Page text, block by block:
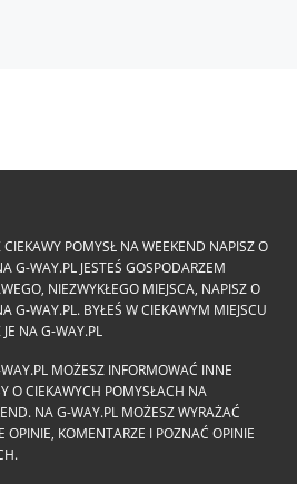
CIEKAWY POMYSŁ NA WEEKEND NAPISZ O
G-WAY.PL JESTEŚ GOSPODARZEM
NIEZWYKŁEGO MIEJSCA, NAPISZ O
G-WAY.PL. BYŁEŚ W CIEKAWYM MIEJSCU
JE NA G-WAY.PL
MOŻESZ INFORMOWAĆ INNE
O CIEKAWYCH POMYSŁACH NA
NA G-WAY.PL MOŻESZ WYRAŻAĆ
OPINIE, KOMENTARZE I POZNAĆ OPINIE